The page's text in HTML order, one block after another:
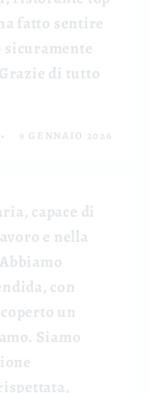
fatto sentire
sicuramente
di tutto
9 GENNAIO 2026
capace di
e nella
con
un
Siamo